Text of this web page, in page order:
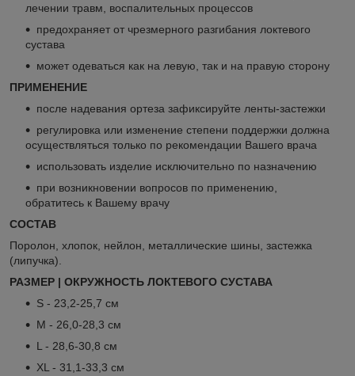
лечении травм, воспалительных процессов
предохраняет от чрезмерного разгибания локтевого
сустава
может одеваться как на левую, так и на правую сторону
ПРИМЕНЕНИЕ
после надевания ортеза зафиксируйте ленты-застежки
регулировка или изменение степени поддержки должна
осуществляться только по рекомендации Вашего врача
использовать изделие исключительно по назначению
при возникновении вопросов по применению,
обратитесь к Вашему врачу
СОСТАВ
Поролон, хлопок, нейлон, металлические шины, застежка
(липучка).
РАЗМЕР | ОКРУЖНОСТЬ ЛОКТЕВОГО СУСТАВА
S - 23,2-25,7 см
M - 26,0-28,3 см
L - 28,6-30,8 см
XL - 31,1-33,3 см